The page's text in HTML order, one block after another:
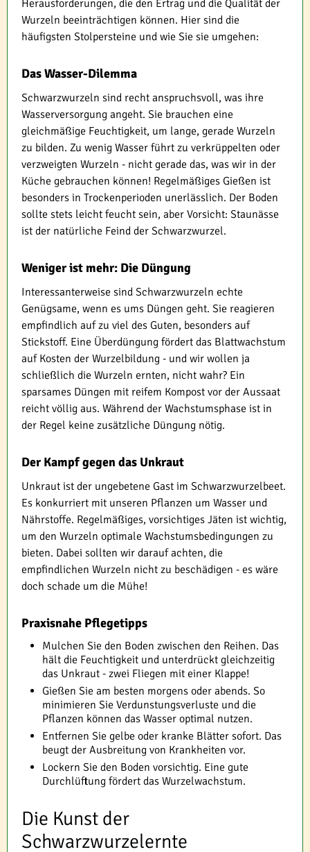
Herausforderungen, die den Ertrag und die Qualität der
Wurzeln beeinträchtigen können. Hier sind die
häufigsten Stolpersteine und wie Sie sie umgehen:
Das Wasser-Dilemma
Schwarzwurzeln sind recht anspruchsvoll, was ihre
Wasserversorgung angeht. Sie brauchen eine
gleichmäßige Feuchtigkeit, um lange, gerade Wurzeln
zu bilden. Zu wenig Wasser führt zu verkrüppelten oder
verzweigten Wurzeln - nicht gerade das, was wir in der
Küche gebrauchen können! Regelmäßiges Gießen ist
besonders in Trockenperioden unerlässlich. Der Boden
sollte stets leicht feucht sein, aber Vorsicht: Staunässe
ist der natürliche Feind der Schwarzwurzel.
Weniger ist mehr: Die Düngung
Interessanterweise sind Schwarzwurzeln echte
Genügsame, wenn es ums Düngen geht. Sie reagieren
empfindlich auf zu viel des Guten, besonders auf
Stickstoff. Eine Überdüngung fördert das Blattwachstum
auf Kosten der Wurzelbildung - und wir wollen ja
schließlich die Wurzeln ernten, nicht wahr? Ein
sparsames Düngen mit reifem Kompost vor der Aussaat
reicht völlig aus. Während der Wachstumsphase ist in
der Regel keine zusätzliche Düngung nötig.
Der Kampf gegen das Unkraut
Unkraut ist der ungebetene Gast im Schwarzwurzelbeet.
Es konkurriert mit unseren Pflanzen um Wasser und
Nährstoffe. Regelmäßiges, vorsichtiges Jäten ist wichtig,
um den Wurzeln optimale Wachstumsbedingungen zu
bieten. Dabei sollten wir darauf achten, die
empfindlichen Wurzeln nicht zu beschädigen - es wäre
doch schade um die Mühe!
Praxisnahe Pflegetipps
Mulchen Sie den Boden zwischen den Reihen. Das
hält die Feuchtigkeit und unterdrückt gleichzeitig
das Unkraut - zwei Fliegen mit einer Klappe!
Gießen Sie am besten morgens oder abends. So
minimieren Sie Verdunstungsverluste und die
Pflanzen können das Wasser optimal nutzen.
Entfernen Sie gelbe oder kranke Blätter sofort. Das
beugt der Ausbreitung von Krankheiten vor.
Lockern Sie den Boden vorsichtig. Eine gute
Durchlüftung fördert das Wurzelwachstum.
Die Kunst der
Schwarzwurzelernte